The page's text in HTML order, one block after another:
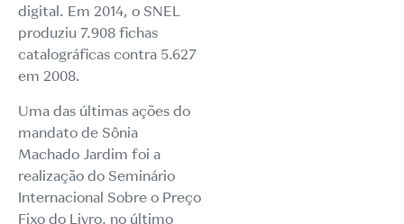
digital. Em 2014, o SNEL
produziu 7.908 fichas
catalográficas contra 5.627
em 2008.
Uma das últimas ações do
mandato de Sônia
Machado Jardim foi a
realização do Seminário
Internacional Sobre o Preço
Fixo do Livro, no último